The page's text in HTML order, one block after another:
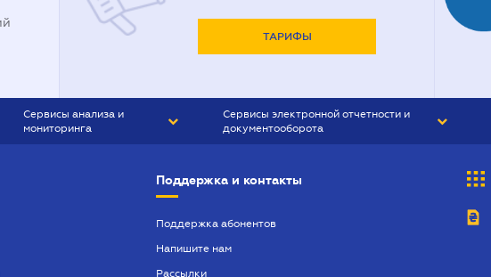
ТАРИФЫ
Сервисы анализа и
мониторинга
Сервисы электронной отчетности и
документооборота
Поддержка и контакты
Поддержка абонентов
Напишите нам
Рассылки